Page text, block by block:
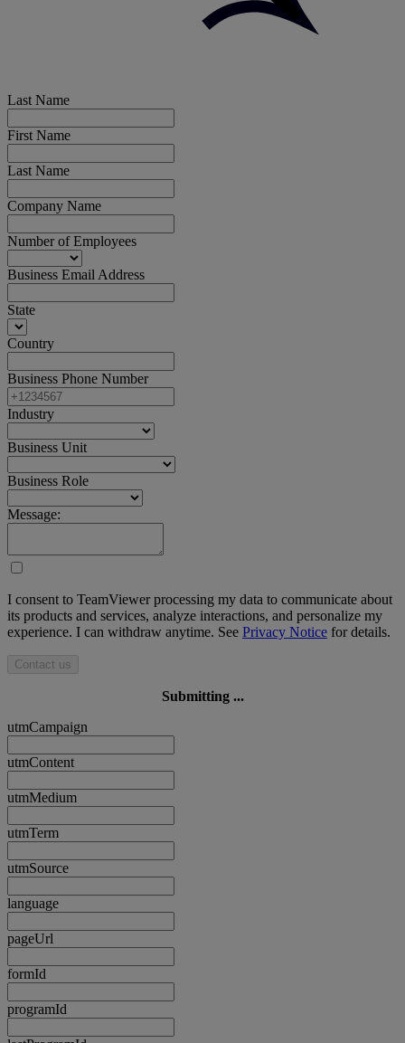
Last Name
First Name
Last Name
Company Name
Number of Employees
Business Email Address
State
Country
Business Phone Number
Industry
Business Unit
Business Role
Message:
I consent to TeamViewer processing my data to communicate about
its products and services, analyze interactions, and personalize my
experience. I can withdraw anytime. See Privacy Notice for details.
Contact us
Submitting ...
utmCampaign
utmContent
utmMedium
utmTerm
utmSource
language
pageUrl
formId
programId